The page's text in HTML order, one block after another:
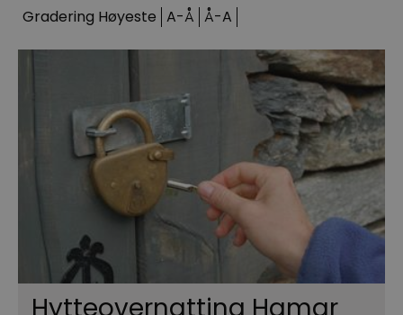
Gradering Høyeste A-Å Å-A